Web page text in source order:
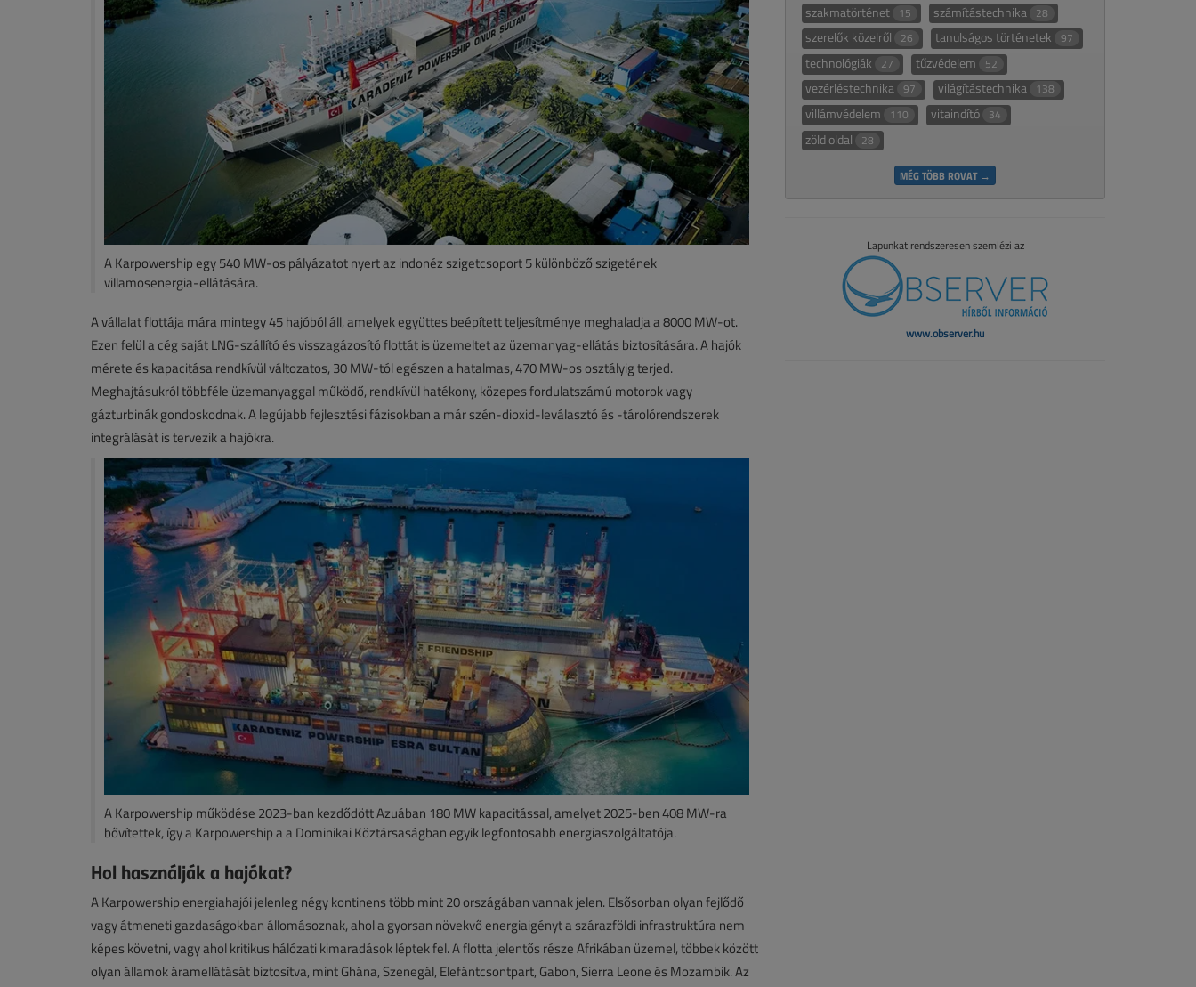
A Karpowership egy 540 MW-os pályázatot nyert az indonéz szigetcsoport 5 különböző szigetének
villamosenergia-ellátására.
A vállalat flottája mára mintegy 45 hajóból áll, amelyek együttes beépített teljesítménye meghaladja a 8000 MW-ot.
Ezen felül a cég saját LNG-szállító és visszagázosító flottát is üzemeltet az üzemanyag-ellátás biztosítására. A hajók
mérete és kapacitása rendkívül változatos, 30 MW-tól egészen a hatalmas, 470 MW-os osztályig terjed.
Meghajtásukról többféle üzemanyaggal működő, rendkívül hatékony, közepes fordulatszámú motorok vagy
gázturbinák gondoskodnak. A legújabb fejlesztési fázisokban a már szén-dioxid-leválasztó és -tárolórendszerek
integrálását is tervezik a hajókra.
A Karpowership működése 2023-ban kezdődött Azuában 180 MW kapacitással, amelyet 2025-ben 408 MW-ra
bővítettek, így a Karpowership a a Dominikai Köztársaságban egyik legfontosabb energiaszolgáltatója.
Hol használják a hajókat?
A Karpowership energiahajói jelenleg négy kontinens több mint 20 országában vannak jelen. Elsősorban olyan fejlődő
vagy átmeneti gazdaságokban állomásoznak, ahol a gyorsan növekvő energiaigényt a szárazföldi infrastruktúra nem
képes követni, vagy ahol kritikus hálózati kimaradások léptek fel. A flotta jelentős része Afrikában üzemel, többek között
olyan államok áramellátását biztosítva, mint Ghána, Szenegál, Elefántcsontpart, Gabon, Sierra Leone és Mozambik. Az
szakmatörténet 15 számítástechnika 28
szerelők közelről 26 tanulságos történetek 97
technológiák 27 tűzvédelem 52
vezérléstechnika 97 világítástechnika 138
villámvédelem 110 vitaindító 34
zöld oldal 28
MÉG TÖBB ROVAT →
Lapunkat rendszeresen szemlézi az
www.observer.hu